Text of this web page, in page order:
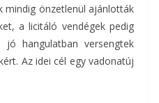
mindig önzetlenül ajánlották
a licitáló vendégek pedig
hangulatban versengtek
Az idei cél egy vadonatúj